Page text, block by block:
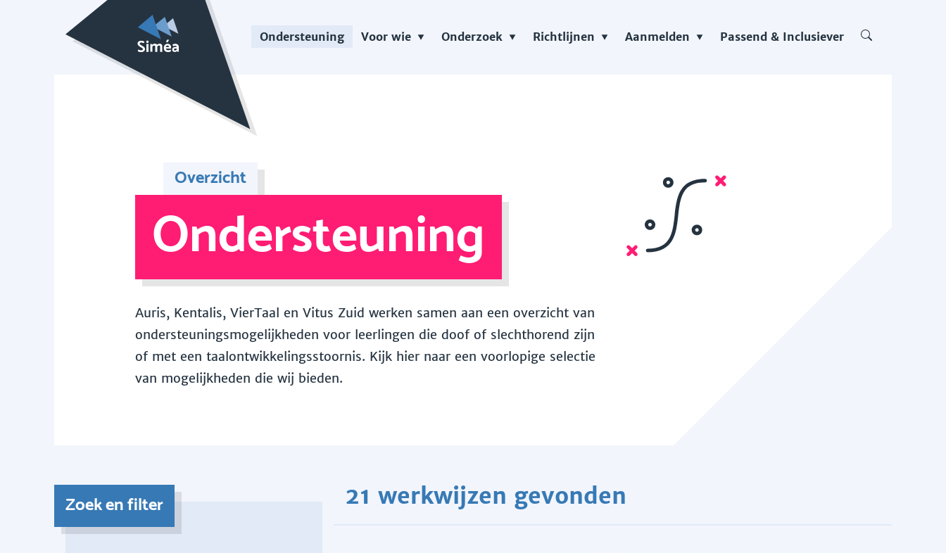
Ondersteuning Voor wie Onderzoek Richtlijnen Aanmelden Passend & Inclusiever
Overzicht
Ondersteuning
Auris, Kentalis, VierTaal en Vitus Zuid werken samen aan een overzicht van
ondersteuningsmogelijkheden voor leerlingen die doof of slechthorend zijn
of met een taalontwikkelingsstoornis. Kijk hier naar een voorlopige selectie
van mogelijkheden die wij bieden.
Zoek en filter 21 werkwijzen gevonden